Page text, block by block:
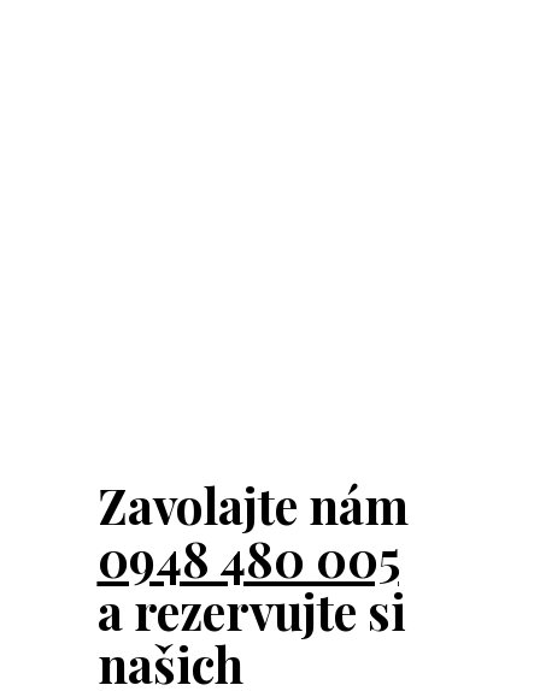
Zavolajte nám
0948 480 005
a rezervujte si
našich